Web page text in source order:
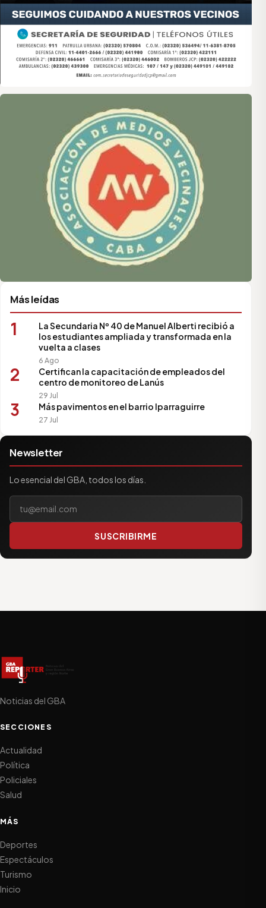
Asociación de Medios Vecinales
Más leídas
1
La Secundaria Nº 40 de Manuel Alberti recibió a
los estudiantes ampliada y transformada en la
vuelta a clases
6 Ago
2
Certifican la capacitación de empleados del
centro de monitoreo de Lanús
29 Jul
3 Más pavimentos en el barrio Iparraguirre
27 Jul
Newsletter
Lo esencial del GBA, todos los días.
Tu correo electrónico
SUSCRIBIRME
Noticias del GBA
SECCIONES
Actualidad
Política
Policiales
Salud
MÁS
Deportes
Espectáculos
Turismo
Inicio